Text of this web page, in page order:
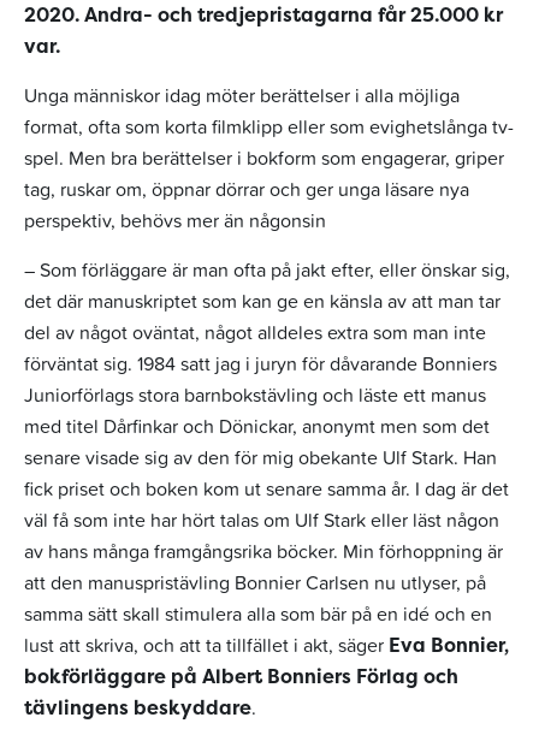
2020. Andra- och tredjepristagarna får 25.000 kr
var.
Unga människor idag möter berättelser i alla möjliga
format, ofta som korta filmklipp eller som evighetslånga tv-
spel. Men bra berättelser i bokform som engagerar, griper
tag, ruskar om, öppnar dörrar och ger unga läsare nya
perspektiv, behövs mer än någonsin
– Som förläggare är man ofta på jakt efter, eller önskar sig,
det där manuskriptet som kan ge en känsla av att man tar
del av något oväntat, något alldeles extra som man inte
förväntat sig. 1984 satt jag i juryn för dåvarande Bonniers
Juniorförlags stora barnbokstävling och läste ett manus
med titel Dårfinkar och Dönickar, anonymt men som det
senare visade sig av den för mig obekante Ulf Stark. Han
fick priset och boken kom ut senare samma år. I dag är det
väl få som inte har hört talas om Ulf Stark eller läst någon
av hans många framgångsrika böcker. Min förhoppning är
att den manuspristävling Bonnier Carlsen nu utlyser, på
samma sätt skall stimulera alla som bär på en idé och en
lust att skriva, och att ta tillfället i akt, säger Eva Bonnier,
bokförläggare på Albert Bonniers Förlag och
tävlingens beskyddare.